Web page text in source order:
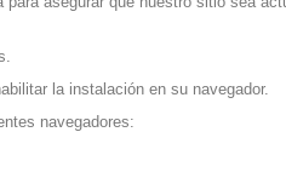
la instalación en su navegador.
navegadores: